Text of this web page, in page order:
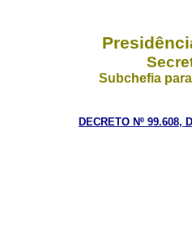
Subchefia
DECRETO Nº 99.608,